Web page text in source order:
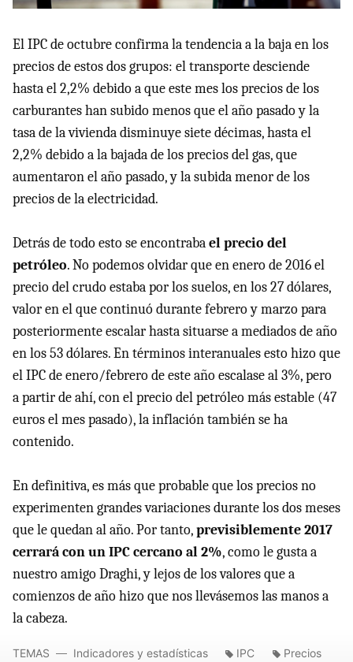
El IPC de octubre confirma la tendencia a la baja en los
precios de estos dos grupos: el transporte desciende
hasta el 2,2% debido a que este mes los precios de los
carburantes han subido menos que el año pasado y la
tasa de la vivienda disminuye siete décimas, hasta el
2,2% debido a la bajada de los precios del gas, que
aumentaron el año pasado, y la subida menor de los
precios de la electricidad.
Detrás de todo esto se encontrabael precio del
petróleo. No podemos olvidar que en enero de 2016 el
precio del crudo estaba por los suelos, en los 27 dólares,
valor en el que continuó durante febrero y marzo para
posteriormente escalar hasta situarse a mediados de año
en los 53 dólares. En términos interanuales esto hizo que
el IPC de enero/febrero de este año escalase al 3%, pero
a partir de ahí, con el precio del petróleo más estable (47
euros el mes pasado), la inflación también se ha
contenido.
En definitiva, es más que probable que los precios no
experimenten grandes variaciones durante los dos meses
que le quedan al año. Por tanto,previsiblemente 2017
cerrará con un IPC cercano al 2%, como le gusta a
nuestro amigo Draghi, y lejos de los valores que a
comienzos de año hizo que nos llevásemos las manos a
la cabeza.
TEMAS Indicadores y estadísticas IPC Precios